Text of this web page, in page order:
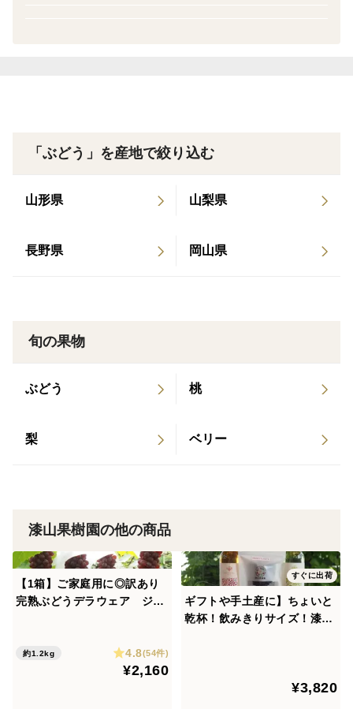
山形県南陽市で90年以上続くぶどう農家です
ながら、デラウェアや大粒ぶどうなど30種類以上を育て
ぶどうの濃い味わいが特徴です。
種なしぶどうデラウェア 1箱に9房前後入ったものが2
置賜盆地の寒暖差の影響で甘さと酸味のバランスがいい
クール便でのお届けとなります。
す。
ら、ご連絡をお願いいたします。
万が一傷んで届いてしまった場合は運送会社に確認し対
ぶどうの生育状況により発送までお時間がかかる場合が
「ぶどう」を産地で絞り込む
山形県 山梨県
長野県 岡山県
旬の果物
ぶどう 桃
梨 ベリー
漆山果樹園の他の商品
【1箱】ご家庭用に◎訳あり
完熟ぶどうデラウェア ジャ
約1.2kg 4.8(54件)
¥2,160
すぐに出荷
ギフトや手土産に】ちょいと
乾杯！飲みきりサイズ！漆山
ビアンコワインのセット★
¥3,820